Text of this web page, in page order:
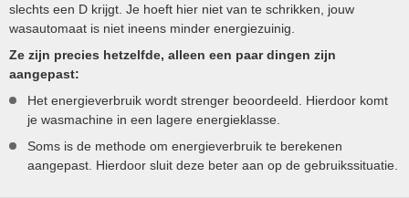
slechts een D krijgt. Je hoeft hier niet van te schrikken, jouw
wasautomaat is niet ineens minder energiezuinig.
Ze zijn precies hetzelfde, alleen een paar dingen zijn
aangepast:
Het energieverbruik wordt strenger beoordeeld. Hierdoor komt
je wasmachine in een lagere energieklasse.
Soms is de methode om energieverbruik te berekenen
aangepast. Hierdoor sluit deze beter aan op de gebruikssituatie.